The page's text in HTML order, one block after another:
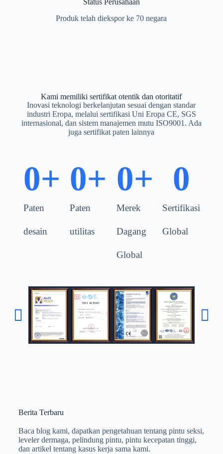
Produk telah diekspor ke 70 negara
Kami memiliki sertifikat otentik dan otoritatif
Inovasi teknologi berkelanjutan sesuai dengan standar
industri Eropa, melalui sertifikasi Uni Eropa CE, SGS
internasional, dan sistem manajemen mutu ISO9001. Ada
juga sertifikat paten lainnya
Paten
desain
0+
Paten
utilitas
0+
Merek
Dagang
Global
0+
Sertifikasi
Global
0
Berita Terbaru
Baca blog kami, dapatkan pengetahuan tentang pintu seksi,
leveler dermaga, pelindung pintu, pintu kecepatan tinggi,
dan artikel tentang kasus kerja sama kami.